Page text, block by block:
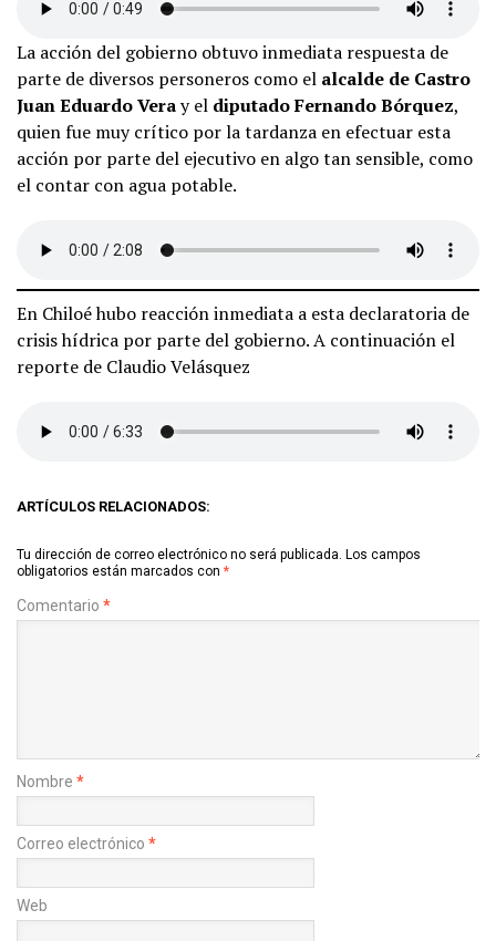
La acción del gobierno obtuvo inmediata respuesta de
parte de diversos personeros como el alcalde de Castro
Juan Eduardo Veray el diputado Fernando Bórquez,
quien fue muy crítico por la tardanza en efectuar esta
acción por parte del ejecutivo en algo tan sensible, como
el contar con agua potable.
En Chiloé hubo reacción inmediata a esta declaratoria de
crisis hídrica por parte del gobierno. A continuación el
reporte de Claudio Velásquez
ARTÍCULOS RELACIONADOS:
Tu dirección de correo electrónico no será publicada. Los campos
obligatorios están marcados con *
Comentario *
Nombre *
Correo electrónico *
Web